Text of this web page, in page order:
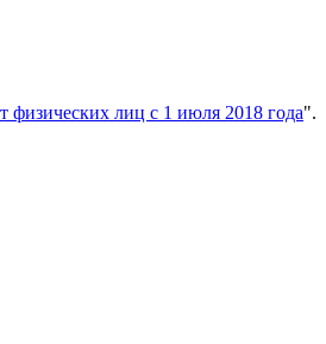
физических лиц с 1 июля 2018 года".